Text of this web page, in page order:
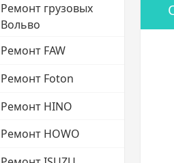
Ремонт грузовых
Вольво
Ремонт FAW
Ремонт Foton
Ремонт HINO
Ремонт HOWO